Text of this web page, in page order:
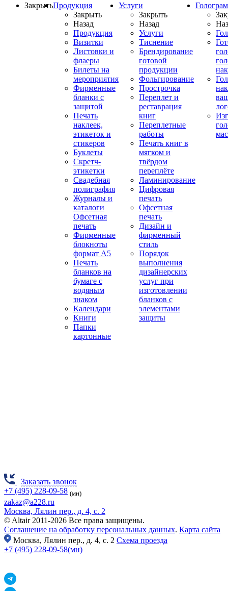
ЗакрытьПродукция
Закрыть
Назад
Продукция
Визитки
Листовки и
флаеры
Билеты на
мероприятия
Фирменные
бланки с
защитой
Печать
наклеек,
этикеток и
стикеров
Буклеты
Скретч-
этикетки
Свадебная
полиграфия
Журналы и
каталоги
Офсетная
печать
Фирменные
блокноты
формат А5
Печать
бланков на
бумаге с
водяным
знаком
Календари
Книги
Папки
картонные
Услуги
Закрыть
Назад
Услуги
Тиснение
Брендирование
готовой
продукции
Фольгирование
Прострочка
Переплет и
реставрация
книг
Переплетные
работы
Печать книг в
мягком и
твёрдом
переплёте
Ламинирование
Цифровая
печать
Офсетная
печать
Дизайн и
фирменный
стиль
Порядок
выполнения
дизайнерских
услуг при
изготовлении
бланков с
элементами
защиты
Заказать звонок
+7 (495) 228-09-58 (мн)
zakaz@a228.ru
Москва, Лялин пер., д. 4, с. 2
© Altair 2011-2026 Все права защищены.
Соглашение на обработку персональных данных. Карта сайта
Москва, Лялин пер., д. 4, с. 2 Схема проезда
+7 (495) 228-09-58(мн)